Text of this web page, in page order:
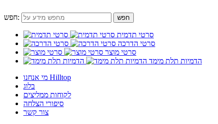
חפש:
סרטי תדמית
סרטי הדרכה
סרטי מוצר
הדמיות תלת מימד
מי אנחנו Hilltop
בלוג
לקוחות ממליצים
סיפורי הצלחה
צור קשר